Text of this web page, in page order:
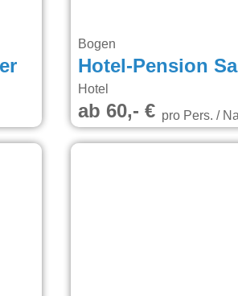
Bogen
Hotel-Pension
Hotel
ab 60,- €pro Pers. /